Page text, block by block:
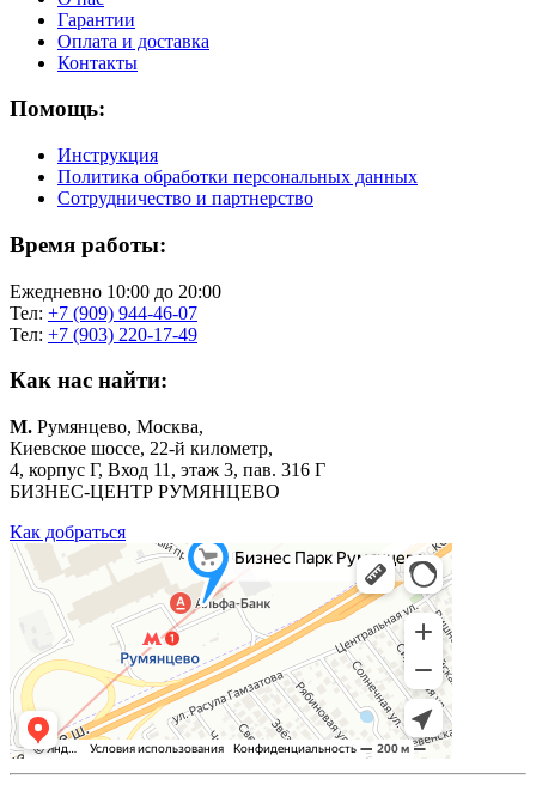
Гарантии
Оплата и доставка
Контакты
Помощь:
Инструкция
Политика обработки персональных данных
Сотрудничество и партнерство
Время работы:
Ежедневно 10:00 до 20:00
Тел: +7 (909) 944-46-07
Тел: +7 (903) 220-17-49
Как нас найти:
М. Румянцево, Москва,
Киевское шоссе, 22-й километр,
4, корпус Г, Вход 11, этаж 3, пав. 316 Г
БИЗНЕС-ЦЕНТР РУМЯНЦЕВО
Как добраться